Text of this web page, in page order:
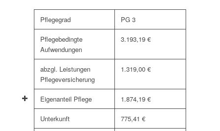
Pflegegrad PG 3
Pflegebedingte
Aufwendungen
3.193,19 €
abzgl. Leistungen
Pflegeversicherung
1.319,00 €
Eigenanteil Pflege 1.874,19 €
Unterkunft 775,41 €